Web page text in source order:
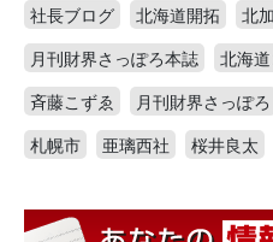
社長ブログ
北海道開拓
北
月刊財界さっぽろ本誌
北海
斉藤こずゑ
月刊財界さっぽろ
札幌市
亜璃西社 桜井良太